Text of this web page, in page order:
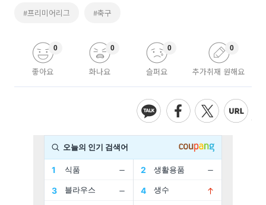
#프리미어리그 #축구
좋아요
0
화나요
0
슬퍼요
0
추가취재 원해요
0